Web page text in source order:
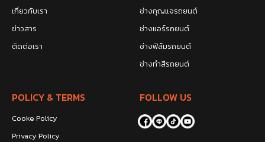
เกี่ยวกับเรา
ข่าวสาร
ติดต่อเรา
ช่างกุญแจรถยนต์
ช่างแอร์รถยนต์
ช่างฟิล์มรถยนต์
ช่างทำสีรถยนต์
POLICY & TERMS
Cooke Policy
Privacy Policy
FOLLOW US